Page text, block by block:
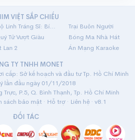
VIỆT SẮP CHIẾU
Hộ Linh Tráng Sĩ: Bí Ẩn Mộ Vua Đinh
Trại Buôn Người
Tử Vượt Giàu
Bóng Ma Nhà Hát
Lan 2
Án Mạng Karaoke
TY TNHH MONET
cấp: Sở kế hoạch và đầu tư Tp. Hồ Chí Minh
lần đầu ngày 01/11/2018
Trực, P.5, Q. Bình Thạnh, Tp. Hồ Chí Minh
sách bảo mật · Hỗ trợ · Liên hệ · v8.1
ĐỐI TÁC